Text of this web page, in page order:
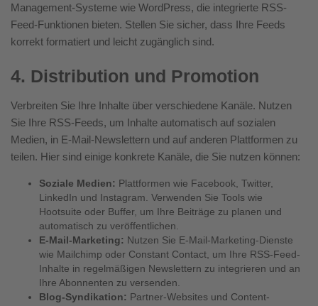
Management-Systeme wie WordPress, die integrierte RSS-
Feed-Funktionen bieten. Stellen Sie sicher, dass Ihre Feeds
korrekt formatiert und leicht zugänglich sind.
4. Distribution und Promotion
Verbreiten Sie Ihre Inhalte über verschiedene Kanäle. Nutzen
Sie Ihre RSS-Feeds, um Inhalte automatisch auf sozialen
Medien, in E-Mail-Newslettern und auf anderen Plattformen zu
teilen. Hier sind einige konkrete Kanäle, die Sie nutzen können:
Soziale Medien: Plattformen wie Facebook, Twitter,
LinkedIn und Instagram. Verwenden Sie Tools wie
Hootsuite oder Buffer, um Ihre Beiträge zu planen und
automatisch zu veröffentlichen.
E-Mail-Marketing: Nutzen Sie E-Mail-Marketing-Dienste
wie Mailchimp oder Constant Contact, um Ihre RSS-Feed-
Inhalte in regelmäßigen Newslettern zu integrieren und an
Ihre Abonnenten zu versenden.
Blog-Syndikation: Partner-Websites und Content-